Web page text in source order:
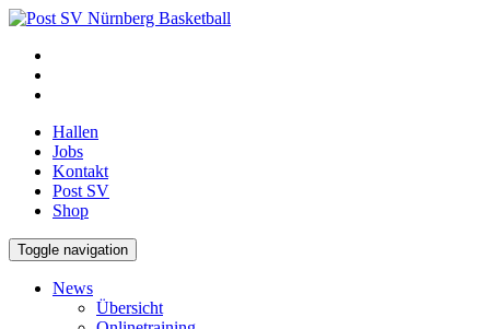
Hallen
Jobs
Kontakt
Post SV
Shop
Toggle navigation
News
Übersicht